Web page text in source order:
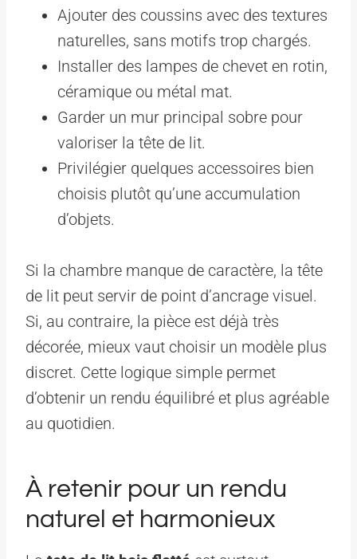
Ajouter des coussins avec des textures
naturelles, sans motifs trop chargés.
Installer des lampes de chevet en rotin,
céramique ou métal mat.
Garder un mur principal sobre pour
valoriser la tête de lit.
Privilégier quelques accessoires bien
choisis plutôt qu’une accumulation
d’objets.
Si la chambre manque de caractère, la tête
de lit peut servir de point d’ancrage visuel.
Si, au contraire, la pièce est déjà très
décorée, mieux vaut choisir un modèle plus
discret. Cette logique simple permet
d’obtenir un rendu équilibré et plus agréable
au quotidien.
À retenir pour un rendu
naturel et harmonieux